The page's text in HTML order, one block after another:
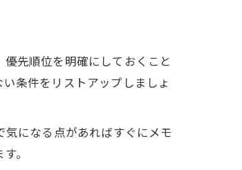
先順位を明確にしておくこと
条件をリストアップしましょ
になる点があればすぐにメモ
。